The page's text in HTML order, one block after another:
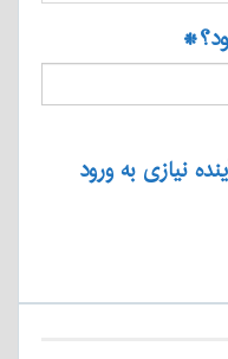
*
نیازی به ورود